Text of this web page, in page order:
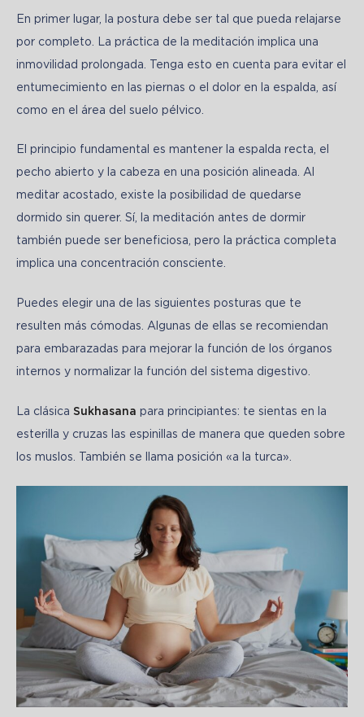
En primer lugar, la postura debe ser tal que pueda relajarse
por completo. La práctica de la meditación implica una
inmovilidad prolongada. Tenga esto en cuenta para evitar el
entumecimiento en las piernas o el dolor en la espalda, así
como en el área del suelo pélvico.
El principio fundamental es mantener la espalda recta, el
pecho abierto y la cabeza en una posición alineada. Al
meditar acostado, existe la posibilidad de quedarse
dormido sin querer. Sí, la meditación antes de dormir
también puede ser beneficiosa, pero la práctica completa
implica una concentración consciente.
Puedes elegir una de las siguientes posturas que te
resulten más cómodas. Algunas de ellas se recomiendan
para embarazadas para mejorar la función de los órganos
internos y normalizar la función del sistema digestivo.
La clásica Sukhasana para principiantes: te sientas en la
esterilla y cruzas las espinillas de manera que queden sobre
los muslos. También se llama posición «a la turca».